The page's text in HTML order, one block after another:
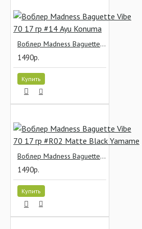
Воблер Madness Baguette Vibe 70 17 гр #14 Ayu Konuma
1490р.
Купить
Воблер Madness Baguette Vibe 70 17 гр #R02 Matte Black Yamame
1490р.
Купить